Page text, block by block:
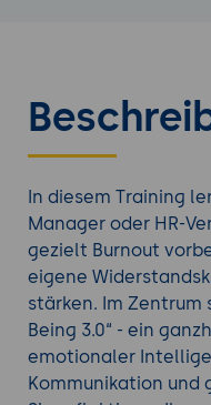
In diesem Training
Manager oder HR-
gezielt Burnout
eigene
stärken. Im Zentrum
Being 3.0“ - ein
emotionaler
Kommunikation und